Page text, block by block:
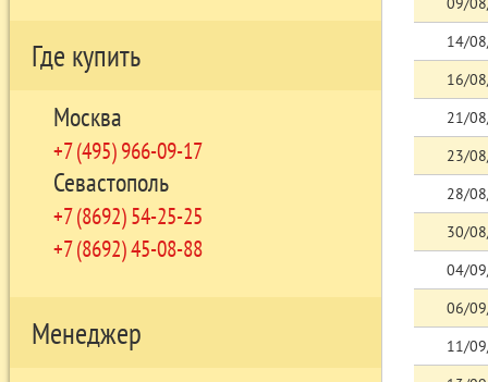
Где купить
Москва
+7 (495) 966-09-17
Севастополь
+7 (8692) 54-25-25
+7 (8692) 45-08-88
Менеджер
14/
16/
21/
23/
28/
30/
04/
06/
11/